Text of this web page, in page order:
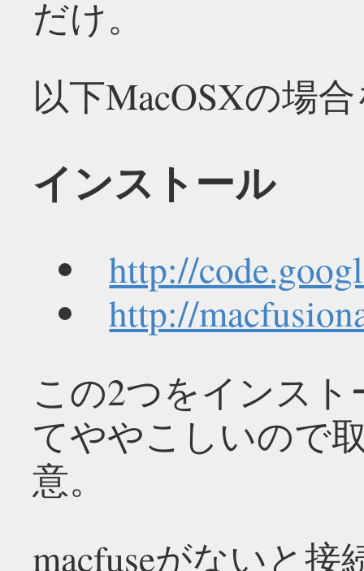
だけ。
以下MacOSXの場
インストール
http://
http://
この2つをインス
てややこしいので
意。
macfuseがないと